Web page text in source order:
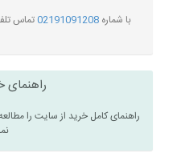
با شماره02191091208تماس
راهنمای
راهنمای کامل خرید از سایت را